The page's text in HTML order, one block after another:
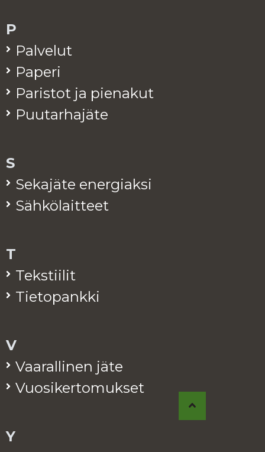
P
Pal­ve­lut
Pa­pe­ri
Pa­ris­tot ja pie­na­kut
Puu­tar­ha­jä­te
S
Se­ka­jä­te ener­giak­si
Säh­kö­lait­teet
T
Teks­tii­lit
Tie­to­pank­ki
V
Vaa­ral­li­nen jäte
Vuo­si­ker­to­muk­set
Y